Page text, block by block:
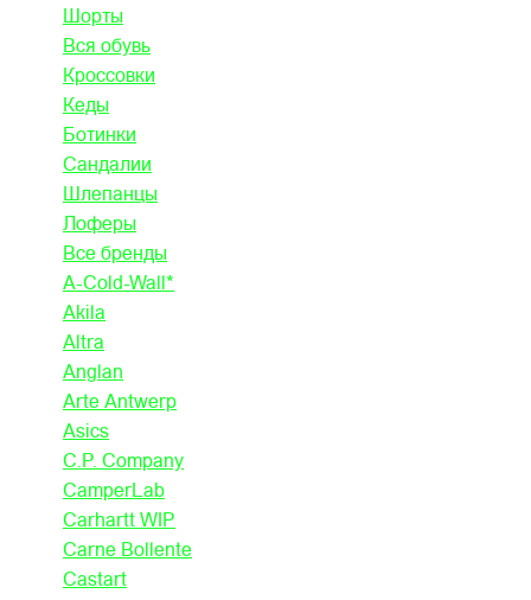
Шорты
Вся обувь
Кроссовки
Кеды
Ботинки
Сандалии
Шлепанцы
Лоферы
Все бренды
A-Cold-Wall*
Akila
Altra
Anglan
Arte Antwerp
Asics
C.P. Company
CamperLab
Carhartt WIP
Carne Bollente
Castart